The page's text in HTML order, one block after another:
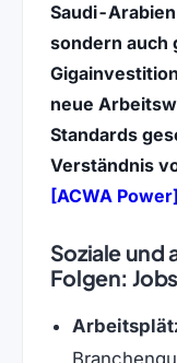
Saudi-
sondern auch
neue
Standards
Verständnis
[ACWA Power]
Soziale und
Folgen: